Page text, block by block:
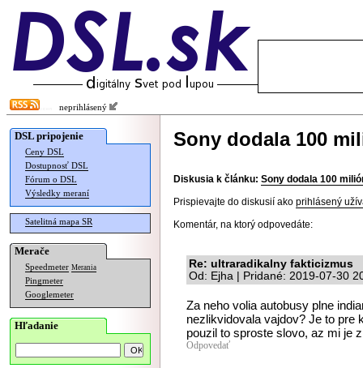
neprihlásený
DSL pripojenie
Ceny DSL
Dostupnosť DSL
Fórum o DSL
Výsledky meraní
Satelitná mapa SR
Merače
Speedmeter Merania
Pingmeter
Googlemeter
Hľadanie
Sony dodala 100
Diskusia k článku: Sony dodala 100
Prispievajte do diskusií ako prihlásený
Komentár, na ktorý odpovedáte:
Re: ultraradikalny fakticizmus
Od: Ejha | Pridané: 2019-07-30
Za neho volia autobusy plne
nezlikvidovala vajdov? Je to pre
pouzil to sproste slovo, az mi je
Odpovedať